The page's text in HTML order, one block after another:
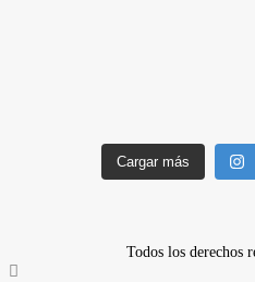
Cargar más
Todos los derechos